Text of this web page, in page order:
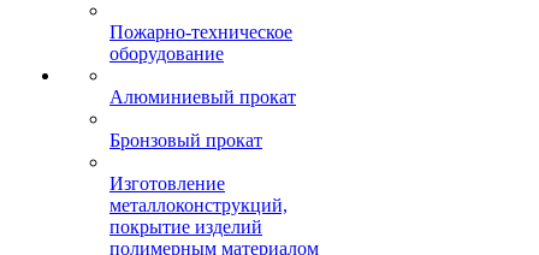
Пожарно-техническое
оборудование
Алюминиевый прокат
Бронзовый прокат
Изготовление
металлоконструкций,
покрытие изделий
полимерным материалом